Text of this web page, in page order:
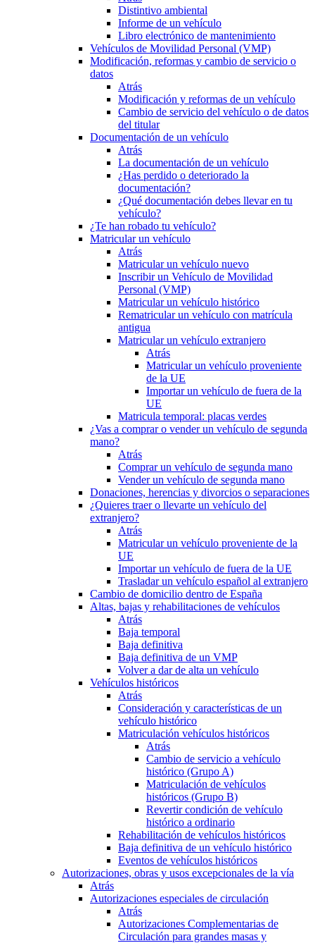
Distintivo ambiental
Informe de un vehículo
Libro electrónico de mantenimiento
Vehículos de Movilidad Personal (VMP)
Modificación, reformas y cambio de servicio o
datos
Atrás
Modificación y reformas de un vehículo
Cambio de servicio del vehículo o de datos
del titular
Documentación de un vehículo
Atrás
La documentación de un vehículo
¿Has perdido o deteriorado la
documentación?
¿Qué documentación debes llevar en tu
vehículo?
¿Te han robado tu vehículo?
Matricular un vehículo
Atrás
Matricular un vehículo nuevo
Inscribir un Vehículo de Movilidad
Personal (VMP)
Matricular un vehículo histórico
Rematricular un vehículo con matrícula
antigua
Matricular un vehículo extranjero
Atrás
Matricular un vehículo proveniente
de la UE
Importar un vehículo de fuera de la
UE
Matricula temporal: placas verdes
¿Vas a comprar o vender un vehículo de segunda
mano?
Atrás
Comprar un vehículo de segunda mano
Vender un vehículo de segunda mano
Donaciones, herencias y divorcios o separaciones
¿Quieres traer o llevarte un vehículo del
extranjero?
Atrás
Matricular un vehículo proveniente de la
UE
Importar un vehículo de fuera de la UE
Trasladar un vehículo español al extranjero
Cambio de domicilio dentro de España
Altas, bajas y rehabilitaciones de vehículos
Atrás
Baja temporal
Baja definitiva
Baja definitiva de un VMP
Volver a dar de alta un vehículo
Vehículos históricos
Atrás
Consideración y características de un
vehículo histórico
Matriculación vehículos históricos
Atrás
Cambio de servicio a vehículo
histórico (Grupo A)
Matriculación de vehículos
históricos (Grupo B)
Revertir condición de vehículo
histórico a ordinario
Rehabilitación de vehículos históricos
Baja definitiva de un vehículo histórico
Eventos de vehículos históricos
Autorizaciones, obras y usos excepcionales de la vía
Atrás
Autorizaciones especiales de circulación
Atrás
Autorizaciones Complementarias de
Circulación para grandes masas y